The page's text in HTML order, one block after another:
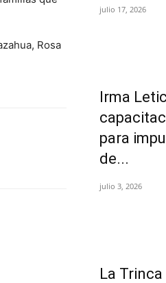
Rosa
julio 17, 2026
Irma
para
de...
julio 3, 2026
​La